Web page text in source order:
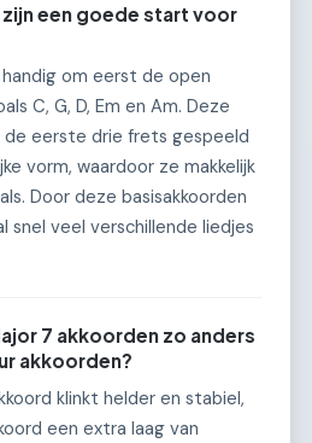
een goede start voor
om eerst de open
C, G, D, Em en Am. Deze
de eerste drie frets gespeeld
vorm, waardoor ze makkelijk
Door deze basisakkoorden
snel veel verschillende liedjes
7 akkoorden zo anders
akkoorden?
klinkt helder en stabiel,
een extra laag van